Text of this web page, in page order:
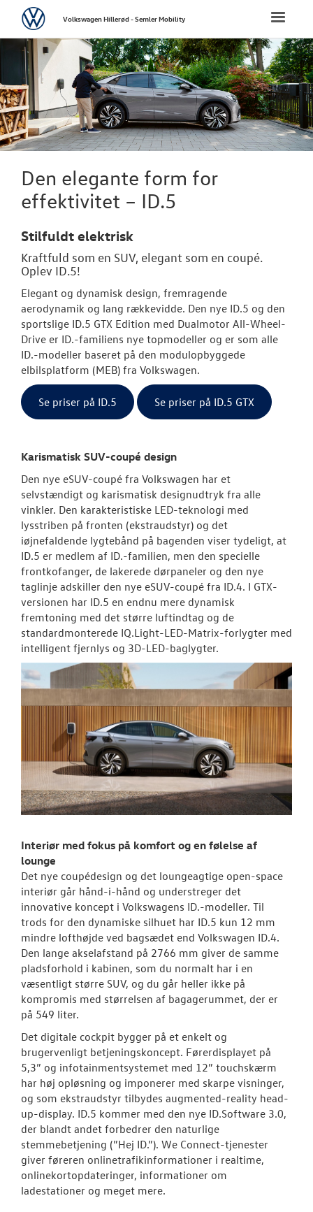
FORSIDE
NYE
Bestil
Finansiering
Modeller
ID.3 Neo
ID.5
ID. Buzz
ID. Cross
Den nye
Garanti
NYE VAREBILER
BRUGTE BILER
SKADECENTER
TILBEHØR
RESERVEDELE
NYHEDER
JOB OG
Toggle
VolkswagenVolkswagen Hillerød - Semler Mobility
Den elegante form for
effektivitet – ID.5
Stilfuldt elektrisk
Kraftfuld som en SUV, elegant som en coupé.
Oplev ID.5!
Elegant og dynamisk design, fremragende
aerodynamik og lang rækkevidde. Den nye ID.5 og den
sportslige ID.5 GTX Edition med Dualmotor All-Wheel-
Drive er ID.-familiens nye topmodeller og er som alle
ID.-modeller baseret på den modulopbyggede
elbilsplatform (MEB) fra Volkswagen.
Se priser på ID.5 Se priser på ID.5 GTX
Karismatisk SUV-coupé design
Den nye eSUV-coupé fra Volkswagen har et
selvstændigt og karismatisk designudtryk fra alle
vinkler. Den karakteristiske LED-teknologi med
lysstriben på fronten (ekstraudstyr) og det
iøjnefaldende lygtebånd på bagenden viser tydeligt, at
ID.5 er medlem af ID.-familien, men den specielle
frontkofanger, de lakerede dørpaneler og den nye
taglinje adskiller den nye eSUV-coupé fra ID.4. I GTX-
versionen har ID.5 en endnu mere dynamisk
fremtoning med det større luftindtag og de
standardmonterede IQ.Light-LED-Matrix-forlygter med
intelligent fjernlys og 3D-LED-baglygter.
Interiør med fokus på komfort og en følelse af
lounge
Det nye coupédesign og det loungeagtige open-space
interiør går hånd-i-hånd og understreger det
innovative koncept i Volkswagens ID.-modeller. Til
trods for den dynamiske silhuet har ID.5 kun 12 mm
mindre lofthøjde ved bagsædet end Volkswagen ID.4.
Den lange akselafstand på 2766 mm giver de samme
pladsforhold i kabinen, som du normalt har i en
væsentligt større SUV, og du går heller ikke på
kompromis med størrelsen af bagagerummet, der er
på 549 liter.
Det digitale cockpit bygger på et enkelt og
brugervenligt betjeningskoncept. Førerdisplayet på
5,3” og infotainmentsystemet med 12” touchskærm
har høj opløsning og imponerer med skarpe visninger,
og som ekstraudstyr tilbydes augmented-reality head-
up-display. ID.5 kommer med den nye ID.Software 3.0,
der blandt andet forbedrer den naturlige
stemmebetjening (”Hej ID.”). We Connect-tjenester
giver føreren onlinetrafikinformationer i realtime,
onlinekortopdateringer, informationer om
ladestationer og meget mere.